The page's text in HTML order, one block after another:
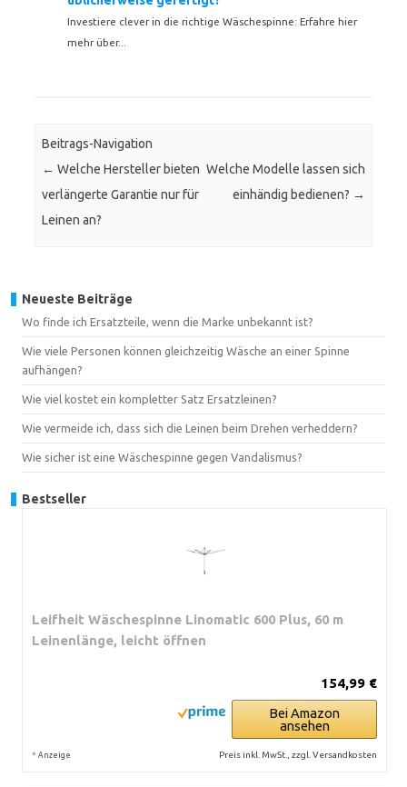
Investiere clever in die richtige Wäschespinne: Erfahre hier
mehr über...
Beitrags-Navigation
← Welche Hersteller bieten
verlängerte Garantie nur für
Leinen an?
Welche Modelle lassen sich
einhändig bedienen? →
Neueste Beiträge
Wo finde ich Ersatzteile, wenn die Marke unbekannt ist?
Wie viele Personen können gleichzeitig Wäsche an einer Spinne
aufhängen?
Wie viel kostet ein kompletter Satz Ersatzleinen?
Wie vermeide ich, dass sich die Leinen beim Drehen verheddern?
Wie sicher ist eine Wäschespinne gegen Vandalismus?
Bestseller
Leifheit Wäschespinne Linomatic 600 Plus, 60 m
Leinenlänge, leicht öffnen
154,99 €
Bei Amazon
ansehen
* Anzeige Preis inkl. MwSt., zzgl. Versandkosten